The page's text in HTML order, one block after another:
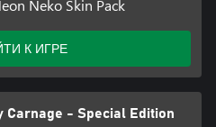
Neko Skin Pack
К ИГРЕ
Carnage - Special Edition